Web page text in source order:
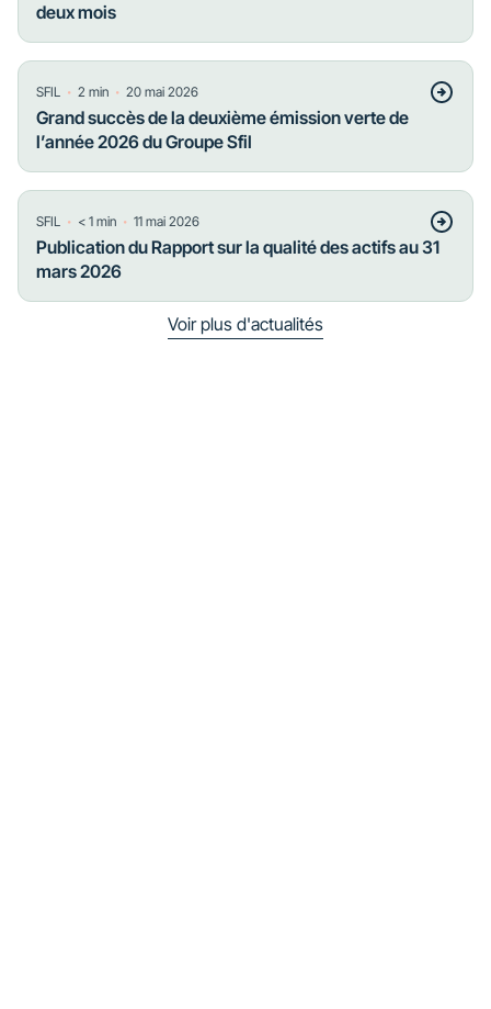
deux mois
SFIL ・ 2 min ・ 20 mai 2026
Grand succès de la deuxième émission verte de
l’année 2026 du Groupe Sfil
SFIL ・ < 1 min ・ 11 mai 2026
Publication du Rapport sur la qualité des actifs au 31
mars 2026
Voir plus d'actualités